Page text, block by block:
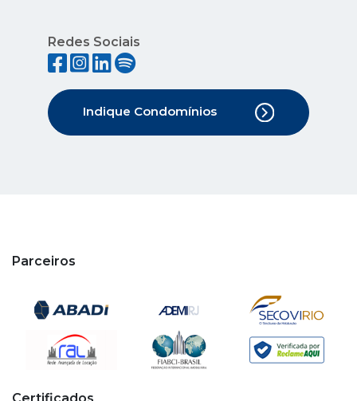
Redes Sociais
Indique Condomínios
Parceiros